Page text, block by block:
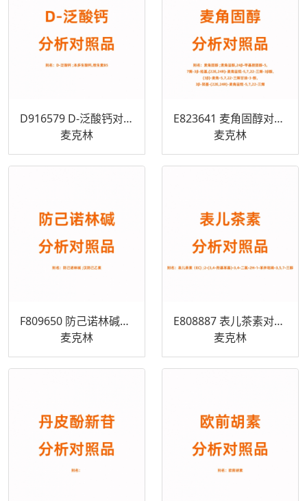
D916579 D-泛酸钙对照品 137-08-6
麦克林
E823641 麦角固醇对照品 57-87-4
麦克林
F809650 防己诺林碱对照品 33889-68-8
麦克林
E808887 表儿茶素对照品 490-46-0
麦克林